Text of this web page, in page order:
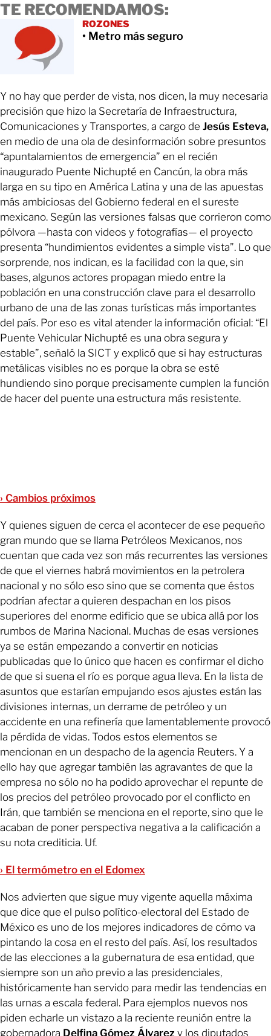
TE RECOMENDAMOS:
ROZONES
• Metro más seguro
Y no hay que perder de vista, nos dicen, la muy necesaria
precisión que hizo la Secretaría de Infraestructura,
Comunicaciones y Transportes, a cargo de Jesús Esteva,
en medio de una ola de desinformación sobre presuntos
“apuntalamientos de emergencia” en el recién
inaugurado Puente Nichupté en Cancún, la obra más
larga en su tipo en América Latina y una de las apuestas
más ambiciosas del Gobierno federal en el sureste
mexicano. Según las versiones falsas que corrieron como
pólvora —hasta con videos y fotografías— el proyecto
presenta “hundimientos evidentes a simple vista”. Lo que
sorprende, nos indican, es la facilidad con la que, sin
bases, algunos actores propagan miedo entre la
población en una construcción clave para el desarrollo
urbano de una de las zonas turísticas más importantes
del país. Por eso es vital atender la información oficial: “El
Puente Vehicular Nichupté es una obra segura y
estable”, señaló la SICT y explicó que si hay estructuras
metálicas visibles no es porque la obra se esté
hundiendo sino porque precisamente cumplen la función
de hacer del puente una estructura más resistente.
› Cambios próximos
Y quienes siguen de cerca el acontecer de ese pequeño
gran mundo que se llama Petróleos Mexicanos, nos
cuentan que cada vez son más recurrentes las versiones
de que el viernes habrá movimientos en la petrolera
nacional y no sólo eso sino que se comenta que éstos
podrían afectar a quieren despachan en los pisos
superiores del enorme edificio que se ubica allá por los
rumbos de Marina Nacional. Muchas de esas versiones
ya se están empezando a convertir en noticias
publicadas que lo único que hacen es confirmar el dicho
de que si suena el río es porque agua lleva. En la lista de
asuntos que estarían empujando esos ajustes están las
divisiones internas, un derrame de petróleo y un
accidente en una refinería que lamentablemente provocó
la pérdida de vidas. Todos estos elementos se
mencionan en un despacho de la agencia Reuters. Y a
ello hay que agregar también las agravantes de que la
empresa no sólo no ha podido aprovechar el repunte de
los precios del petróleo provocado por el conflicto en
Irán, que también se menciona en el reporte, sino que le
acaban de poner perspectiva negativa a la calificación a
su nota crediticia. Uf.
› El termómetro en el Edomex
Nos advierten que sigue muy vigente aquella máxima
que dice que el pulso político-electoral del Estado de
México es uno de los mejores indicadores de cómo va
pintando la cosa en el resto del país. Así, los resultados
de las elecciones a la gubernatura de esa entidad, que
siempre son un año previo a las presidenciales,
históricamente han servido para medir las tendencias en
las urnas a escala federal. Para ejemplos nuevos nos
piden echarle un vistazo a la reciente reunión entre la
gobernadora Delfina Gómez Álvarez y los diputados